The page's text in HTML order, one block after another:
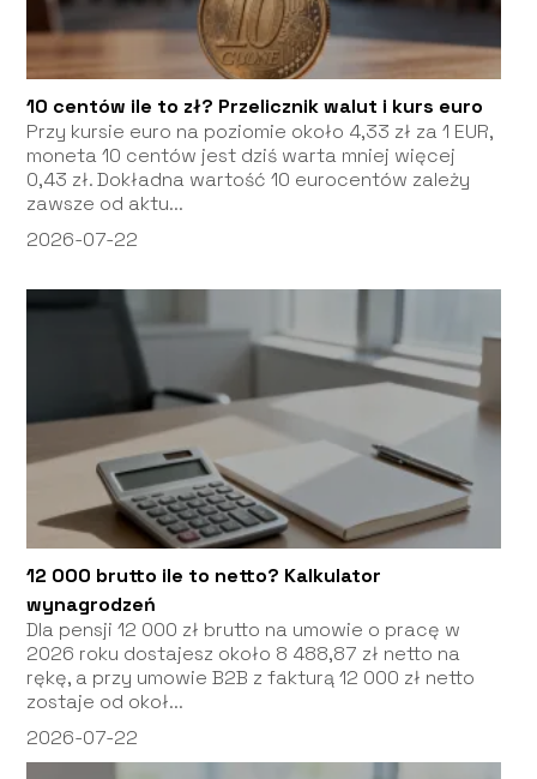
10 centów ile to zł? Przelicznik walut i kurs euro
Przy kursie euro na poziomie około 4,33 zł za 1 EUR,
moneta 10 centów jest dziś warta mniej więcej
0,43 zł. Dokładna wartość 10 eurocentów zależy
zawsze od aktu...
2026-07-22
12 000 brutto ile to netto? Kalkulator
wynagrodzeń
Dla pensji 12 000 zł brutto na umowie o pracę w
2026 roku dostajesz około 8 488,87 zł netto na
rękę, a przy umowie B2B z fakturą 12 000 zł netto
zostaje od okoł...
2026-07-22